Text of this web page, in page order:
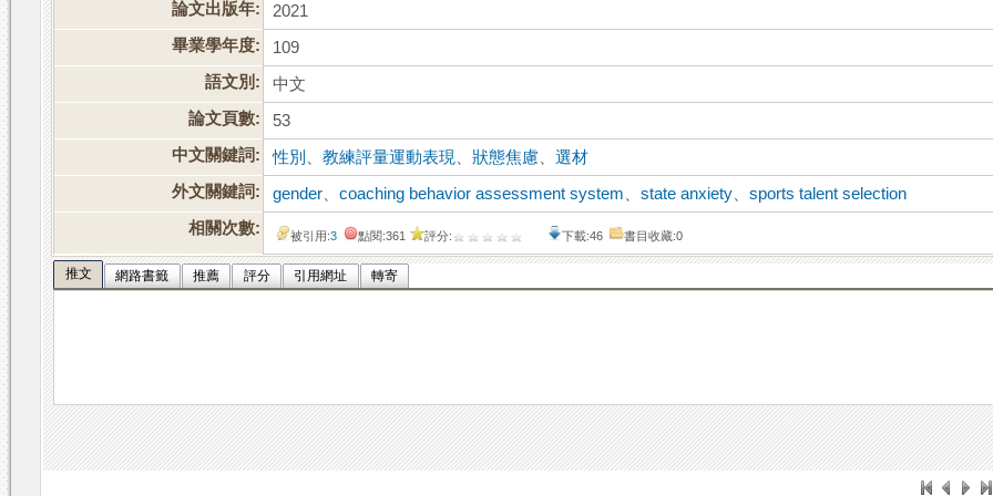
論文出版年:
2021
畢業學年度:
109
語文別:
中文
論文頁數:
53
中文關鍵詞:
性別 、教練評量運動表現 、狀態焦慮 、選材
外文關鍵詞:
gender 、coaching behavior assessment system 、state anxiety 、sports talent selection
相關次數:
被引用:3 點閱:361 評分: 下載:46 書目收藏:0
推文 網路書籤 推薦 評分 引用網址 轉寄